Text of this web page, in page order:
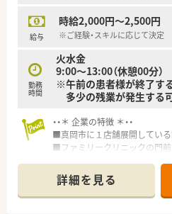
給与
時給2,000円～2,500円
※ご経験・スキルに応じて決定
勤務
時間
火水金
9:00～13:00（休憩00分）
※午前の患者様が終了す
多少の残業が発生する
・・＊ 企業の特徴 ＊・・
■真岡市に１店舗展開している
■ファミリークリニックの門
詳細を見る